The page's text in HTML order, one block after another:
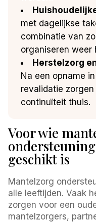
met dagelijkse
combinatie van
organiseren weer
Herstelzorg
Na een opname
revalidatie
continuïteit thuis.
Voor wie
geschikt is
Mantelzorg
alle leeftijden. Vaak
zorgen voor een
mantelzorgers,